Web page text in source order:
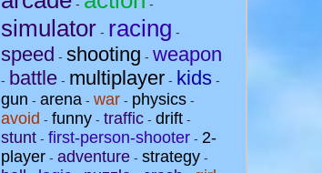
- -
simulator - racing -
speed - shooting - weapon
- battle - multiplayer - kids -
gun - arena - war - physics -
avoid - funny - traffic - drift -
stunt - first-person-shooter - 2-
player - adventure - strategy -